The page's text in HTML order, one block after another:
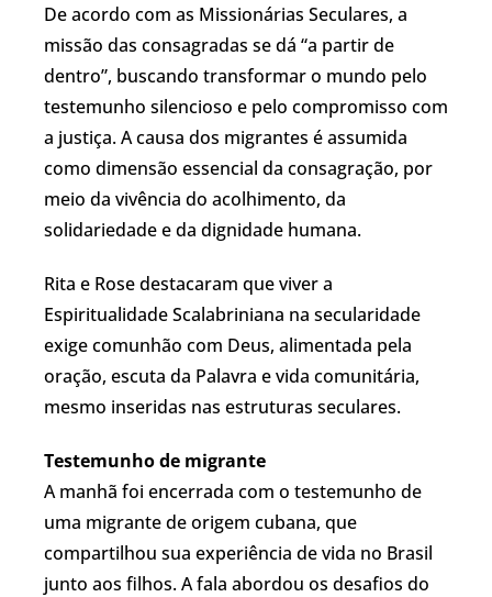
De acordo com as Missionárias Seculares, a
missão das consagradas se dá “a partir de
dentro”, buscando transformar o mundo pelo
testemunho silencioso e pelo compromisso com
a justiça. A causa dos migrantes é assumida
como dimensão essencial da consagração, por
meio da vivência do acolhimento, da
solidariedade e da dignidade humana.
Rita e Rose destacaram que viver a
Espiritualidade Scalabriniana na secularidade
exige comunhão com Deus, alimentada pela
oração, escuta da Palavra e vida comunitária,
mesmo inseridas nas estruturas seculares.
Testemunho de migrante
A manhã foi encerrada com o testemunho de
uma migrante de origem cubana, que
compartilhou sua experiência de vida no Brasil
junto aos filhos. A fala abordou os desafios do